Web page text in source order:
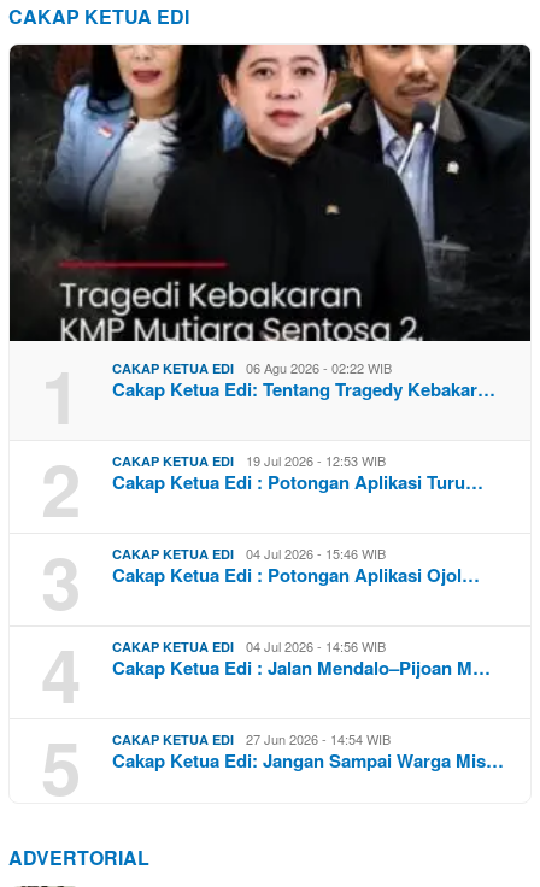
CAKAP KETUA EDI
1 CAKAP KETUA EDI 06 Agu 2026 - 02:22 WIB
Cakap Ketua Edi: Tentang Tragedy Kebakar…
2 CAKAP KETUA EDI 19 Jul 2026 - 12:53 WIB
Cakap Ketua Edi : Potongan Aplikasi Turu…
3 CAKAP KETUA EDI 04 Jul 2026 - 15:46 WIB
Cakap Ketua Edi : Potongan Aplikasi Ojol…
4 CAKAP KETUA EDI 04 Jul 2026 - 14:56 WIB
Cakap Ketua Edi : Jalan Mendalo–Pijoan M…
5 CAKAP KETUA EDI 27 Jun 2026 - 14:54 WIB
Cakap Ketua Edi: Jangan Sampai Warga Mis…
ADVERTORIAL